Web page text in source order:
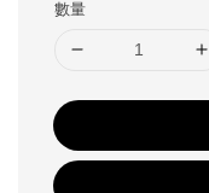
數量